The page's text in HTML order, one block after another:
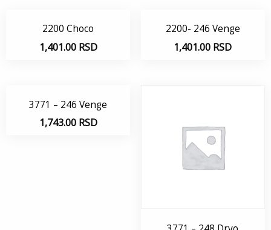
2200 Choco
1,401.00 RSD
2200- 246 Venge
1,401.00 RSD
3771 – 246 Venge
1,743.00 RSD